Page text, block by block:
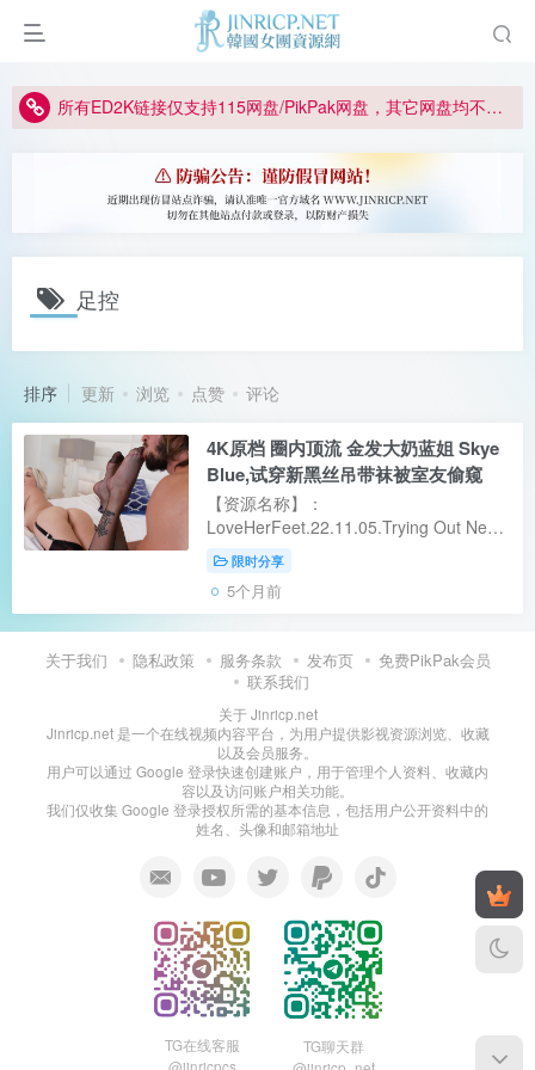
正版声明: 警惕盗版网站冒充 Jinricp.net [20260605更新]
所有ED2K链接仅支持115网盘/PikPak网盘，其它网盘均不支持
关于 PikPak 下播放视频呈现 “一条线” 的问题报告
如何获得 Jinricp.net 网站邀请码
正版声明: 警惕盗版网站冒充 Jinricp.net [20260605更新]
足控
排序 更新 浏览 点赞 评论
4K原档 圈内顶流 金发大奶蓝姐 Skye
Blue,试穿新黑丝吊带袜被室友偷窥
【资源名称】：
LoveHerFeet.22.11.05.Trying Out New
Stockings【资源类型】：VIP推荐资源
【是否有码】：无码【有无第三方水
印】：无【资源大小】：6.52G/1V【下
限时分享
5个月前
关于我们 隐私政策 服务条款 发布页
免费PikPak会员
联系我们
关于 Jinricp.net
Jinricp.net 是一个在线视频内容平台，为用户提供影视资源浏览、收藏
以及会员服务。
用户可以通过 Google 登录快速创建账户，用于管理个人资料、收藏内
容以及访问账户相关功能。
我们仅收集 Google 登录授权所需的基本信息，包括用户公开资料中的
姓名、头像和邮箱地址
TG在线客服
TG聊天群